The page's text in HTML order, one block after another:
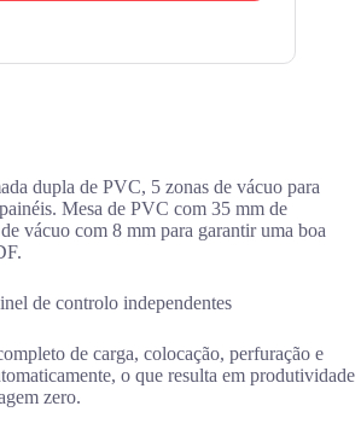
dupla de PVC, 5 zonas de vácuo para
Mesa de PVC com 35 mm de
vácuo com 8 mm para garantir uma boa
de controlo independentes
de carga, colocação, perfuração e
o que resulta em produtividade
zero.